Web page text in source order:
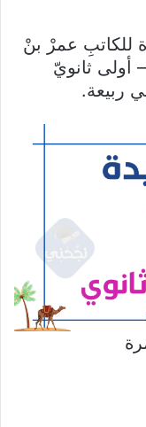
للكاتبِ عمرْ بنْ
أولى ثانويّ
ربيعة.